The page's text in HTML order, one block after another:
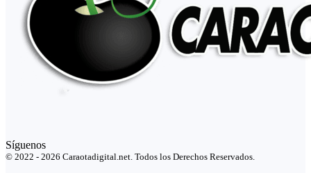
Síguenos
© 2022 - 2026 Caraotadigital.net. Todos los Derechos Reservados.